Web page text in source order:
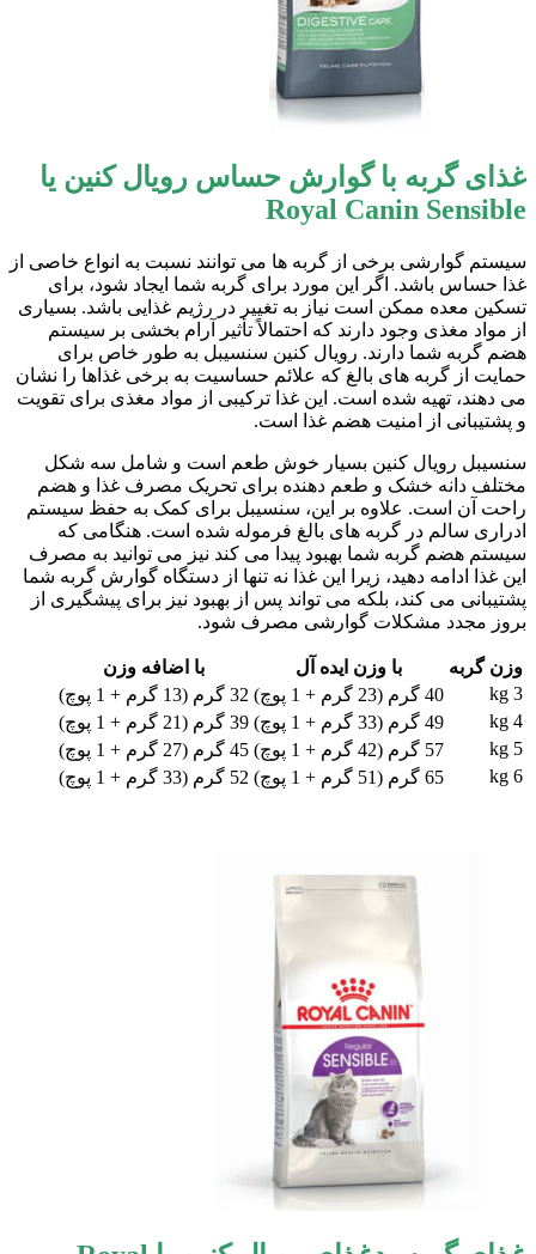
غذای گربه با گوارش حساس رویال کنین یا
Royal Canin Sensible
سیستم گوارشی برخی از گربه ها می توانند نسبت به انواع خاصی از
غذا حساس باشد. اگر این مورد برای گربه شما ایجاد شود، برای
تسکین معده ممکن است نیاز به تغییر در رژیم غذایی باشد. بسیاری
از مواد مغذی وجود دارند که احتمالاً تأثیر آرام بخشی بر سیستم
هضم گربه شما دارند. رویال کنین سنسیبل به طور خاص برای
حمایت از گربه های بالغ که علائم حساسیت به برخی غذاها را نشان
می دهند، تهیه شده است. این غذا ترکیبی از مواد مغذی برای تقویت
و پشتیبانی از امنیت هضم غذا است.
سنسیبل رویال کنین بسیار خوش طعم است و شامل سه شکل
مختلف دانه خشک و طعم دهنده برای تحریک مصرف غذا و هضم
راحت آن است. علاوه بر این، سنسیبل برای کمک به حفظ سیستم
ادراری سالم در گربه های بالغ فرموله شده است. هنگامی که
سیستم هضم گربه شما بهبود پیدا می کند نیز می توانید به مصرف
این غذا ادامه دهید، زیرا این غذا نه تنها از دستگاه گوارش گربه شما
پشتیبانی می کند، بلکه می تواند پس از بهبود نیز برای پیشگیری از
بروز مجدد مشکلات گوارشی مصرف شود.
وزن گربه با وزن ایده آل
با اضافه وزن
3 kg
40 گرم (23 گرم + 1 پوچ)
32 گرم (13 گرم + 1 پوچ)
4 kg
49 گرم (33 گرم + 1 پوچ)
39 گرم (21 گرم + 1 پوچ)
5 kg
57 گرم (42 گرم + 1 پوچ)
45 گرم (27 گرم + 1 پوچ)
6 kg
65 گرم (51 گرم + 1 پوچ) 52 گرم (33 گرم + 1 پوچ)